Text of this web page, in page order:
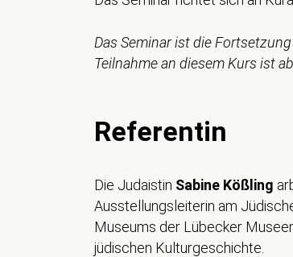
Das Seminar ist die
Teilnahme an diesem Kurs ist
Referentin
Die Judaistin Sabine Kößling
Ausstellungsleiterin am
Museums der Lübecker
jüdischen Kulturgeschichte.